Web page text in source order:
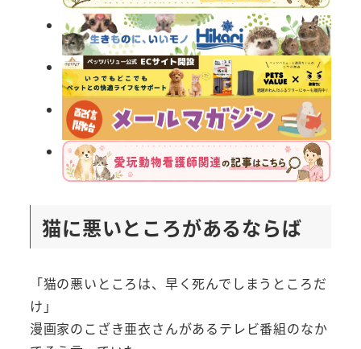
猫に悪いところがあるならば
「猫の悪いところは、早く死んでしまうところだ
け」
漫画家のこざき亜衣さんがあるテレビ番組のなか